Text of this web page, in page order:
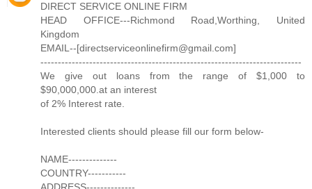
DIRECT SERVICE ONLINE FIRM
HEAD OFFICE---Richmond Road,Worthing, United
Kingdom
EMAIL--[directserviceonlinefirm@gmail.com]
---------------------------------------------------------------------------
We give out loans from the range of $1,000 to
$90,000,000.at an interest
of 2% Interest rate.
Interested clients should please fill our form below-
NAME--------------
COUNTRY-----------